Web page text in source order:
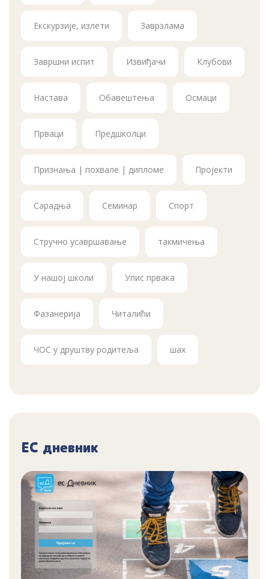
Екскурзије, излети Заврзлама
Завршни испит Извиђачи Клубови
Настава Обавештења Осмаци
Прваци Предшколци
Признања | похвале | дипломе Пројекти
Сарадња Семинар Спорт
Стручно усавршавање такмичења
У нашој школи Упис првака
Фазанерија Читалићи
ЧОС у друштву родитеља шах
ЕС дневник